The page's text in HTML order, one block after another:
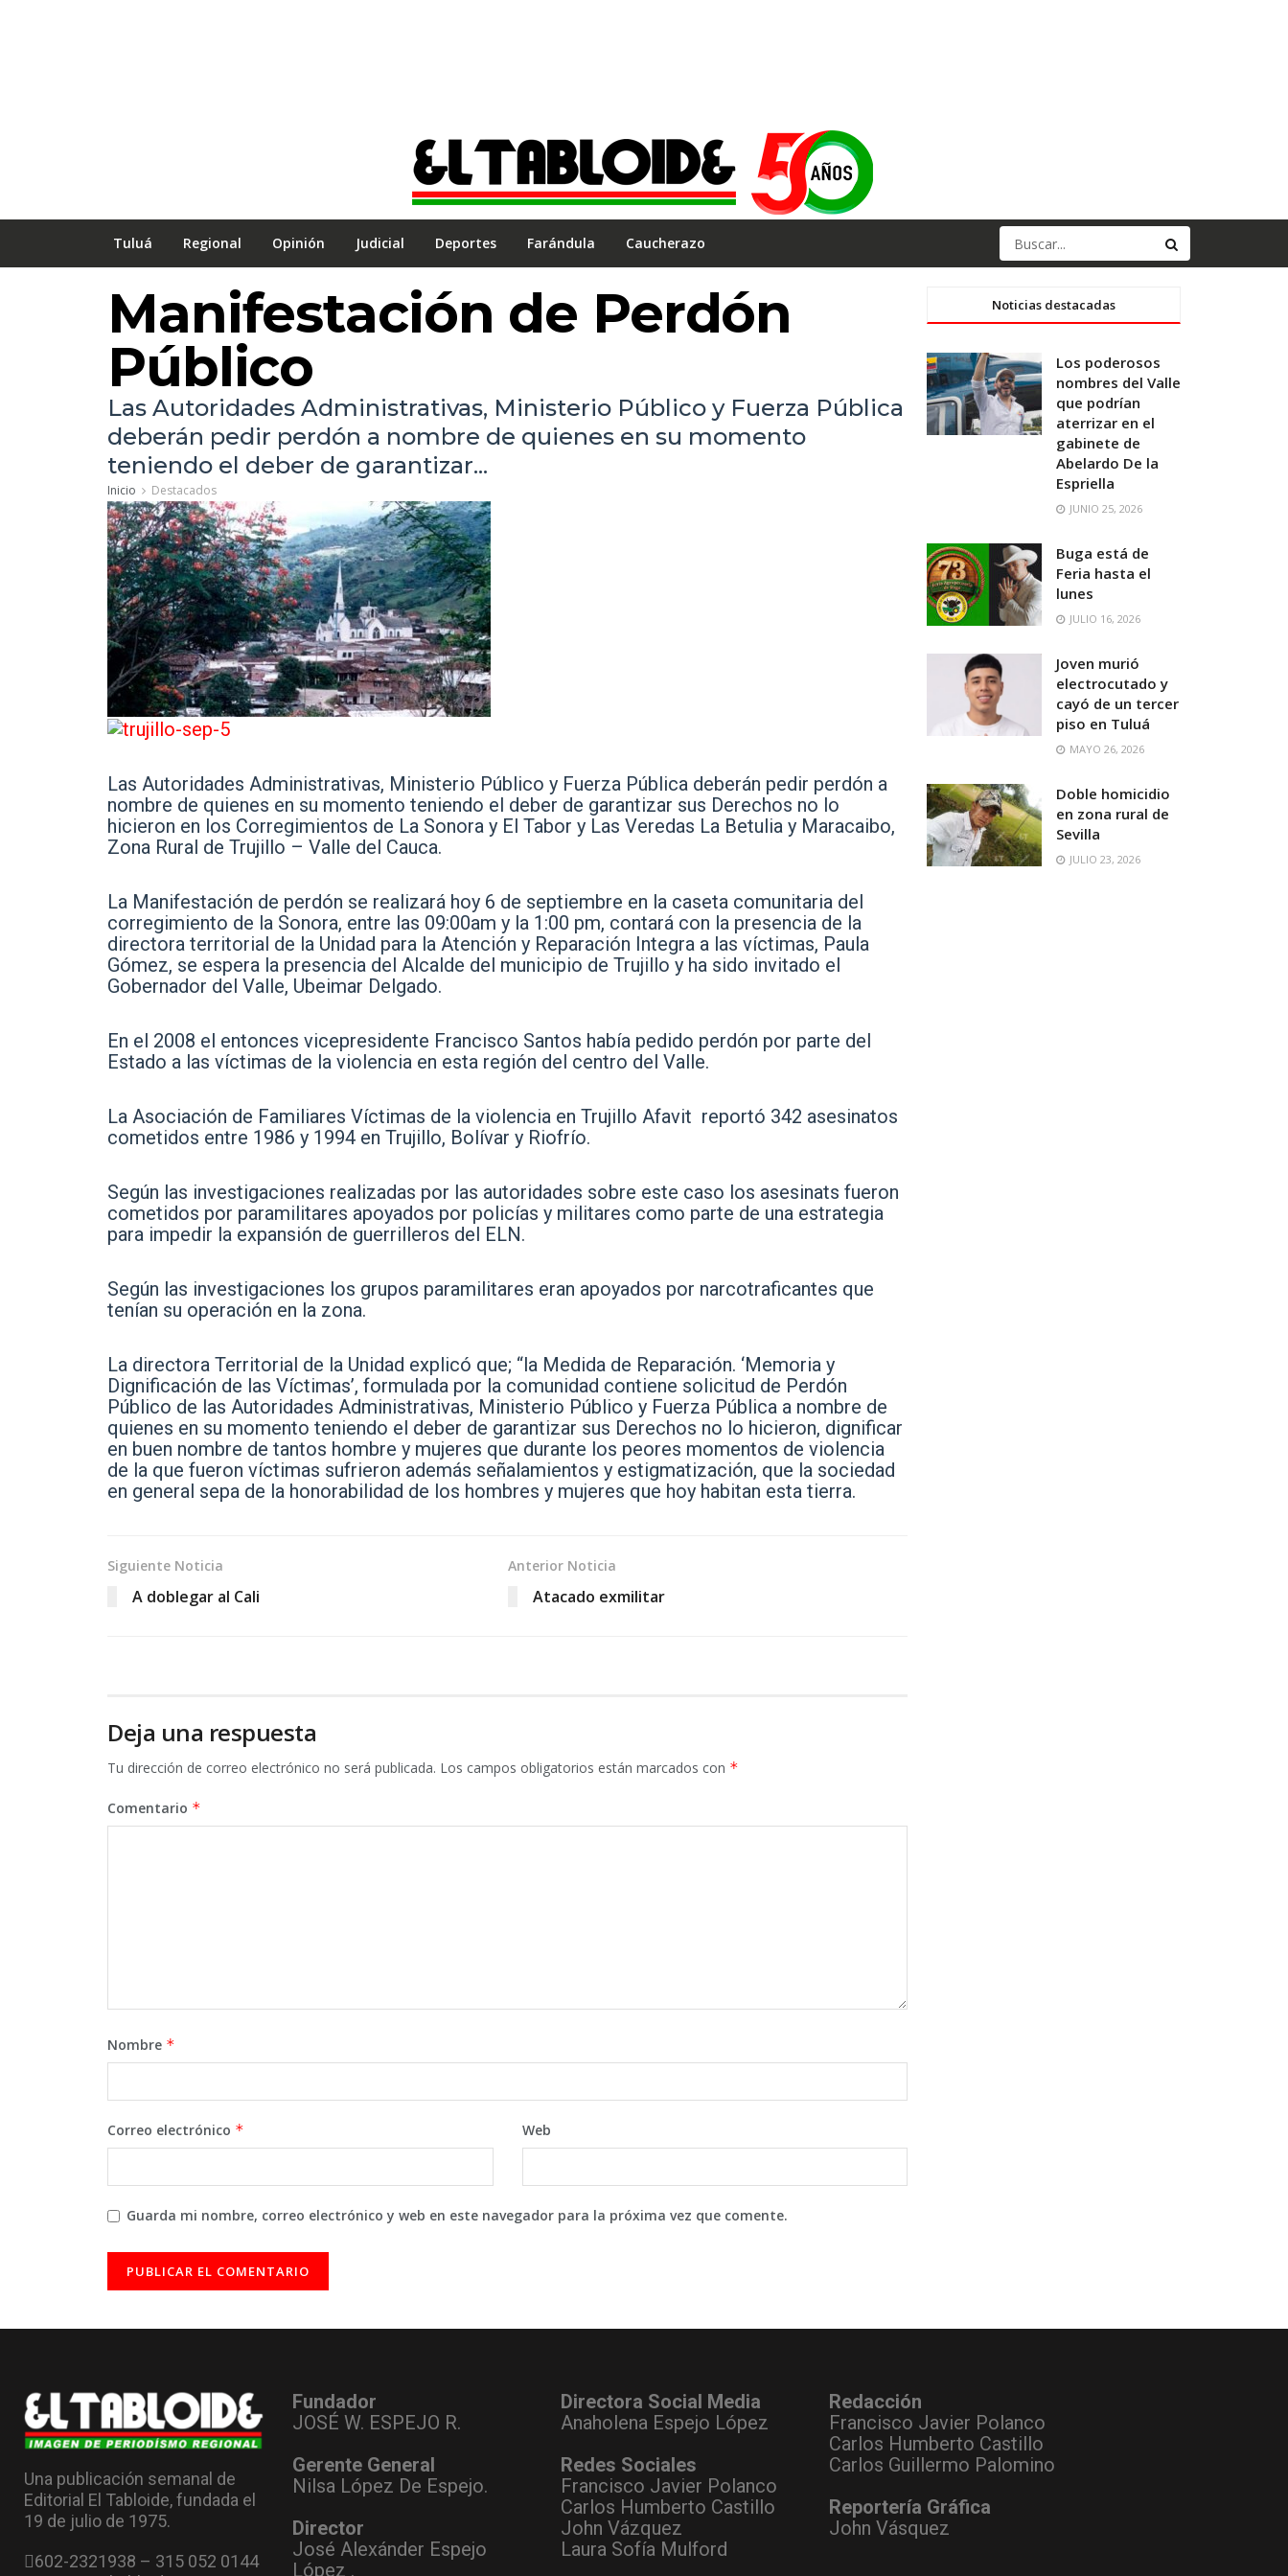
Tuluá Regional Opinión Judicial Deportes Farándula Caucherazo
Manifestación de Perdón
Público
Las Autoridades Administrativas, Ministerio Público y Fuerza Pública
deberán pedir perdón a nombre de quienes en su momento
teniendo el deber de garantizar...
Inicio Destacados
Las Autoridades Administrativas, Ministerio Público y Fuerza Pública deberán pedir perdón a
nombre de quienes en su momento teniendo el deber de garantizar sus Derechos no lo
hicieron en los Corregimientos de La Sonora y El Tabor y Las Veredas La Betulia y Maracaibo,
Zona Rural de Trujillo – Valle del Cauca.
La Manifestación de perdón se realizará hoy 6 de septiembre en la caseta comunitaria del
corregimiento de la Sonora, entre las 09:00am y la 1:00 pm, contará con la presencia de la
directora territorial de la Unidad para la Atención y Reparación Integra a las víctimas, Paula
Gómez, se espera la presencia del Alcalde del municipio de Trujillo y ha sido invitado el
Gobernador del Valle, Ubeimar Delgado.
En el 2008 el entonces vicepresidente Francisco Santos había pedido perdón por parte del
Estado a las víctimas de la violencia en esta región del centro del Valle.
La Asociación de Familiares Víctimas de la violencia en Trujillo Afavit reportó 342 asesinatos
cometidos entre 1986 y 1994 en Trujillo, Bolívar y Riofrío.
Según las investigaciones realizadas por las autoridades sobre este caso los asesinats fueron
cometidos por paramilitares apoyados por policías y militares como parte de una estrategia
para impedir la expansión de guerrilleros del ELN.
Según las investigaciones los grupos paramilitares eran apoyados por narcotraficantes que
tenían su operación en la zona.
La directora Territorial de la Unidad explicó que; “la Medida de Reparación. ‘Memoria y
Dignificación de las Víctimas’, formulada por la comunidad contiene solicitud de Perdón
Público de las Autoridades Administrativas, Ministerio Público y Fuerza Pública a nombre de
quienes en su momento teniendo el deber de garantizar sus Derechos no lo hicieron, dignificar
en buen nombre de tantos hombre y mujeres que durante los peores momentos de violencia
de la que fueron víctimas sufrieron además señalamientos y estigmatización, que la sociedad
en general sepa de la honorabilidad de los hombres y mujeres que hoy habitan esta tierra.
Siguiente Noticia
A doblegar al Cali
Anterior Noticia
Atacado exmilitar
Deja una respuesta
Tu dirección de correo electrónico no será publicada. Los campos obligatorios están marcados con *
Comentario *
Nombre *
Correo electrónico * Web
Guarda mi nombre, correo electrónico y web en este navegador para la próxima vez que comente.
Noticias destacadas
Los poderosos
nombres del Valle
que podrían
aterrizar en el
gabinete de
Abelardo De la
Espriella
JUNIO 25, 2026
Buga está de
Feria hasta el
lunes
JULIO 16, 2026
Joven murió
electrocutado y
cayó de un tercer
piso en Tuluá
MAYO 26, 2026
Doble homicidio
en zona rural de
Sevilla
JULIO 23, 2026
Una publicación semanal de
Editorial El Tabloide, fundada el
19 de julio de 1975.
602-2321938 – 315 052 0144
Fundador
JOSÉ W. ESPEJO R.
Gerente General
Nilsa López De Espejo.
Director
José Alexánder Espejo
López .
Directora Social Media
Anaholena Espejo López
Redes Sociales
Francisco Javier Polanco
Carlos Humberto Castillo
John Vázquez
Laura Sofía Mulford
Redacción
Francisco Javier Polanco
Carlos Humberto Castillo
Carlos Guillermo Palomino
Reportería Gráfica
John Vásquez